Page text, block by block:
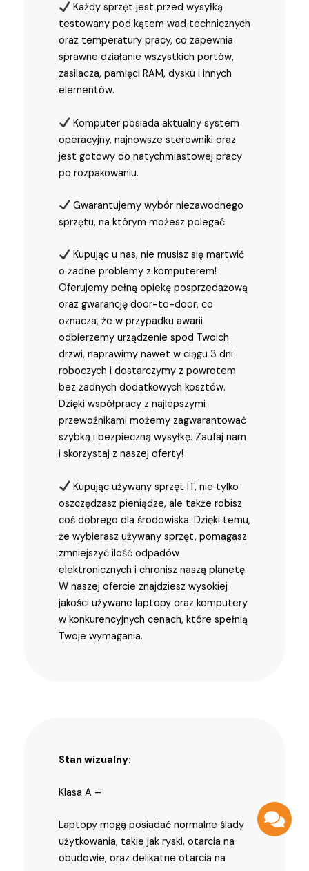
Każdy sprzęt jest przed wysyłką
testowany pod kątem wad technicznych
oraz temperatury pracy, co zapewnia
sprawne działanie wszystkich portów,
zasilacza, pamięci RAM, dysku i innych
elementów.
Komputer posiada aktualny system
operacyjny, najnowsze sterowniki oraz
jest gotowy do natychmiastowej pracy
po rozpakowaniu.
Gwarantujemy wybór niezawodnego
sprzętu, na którym możesz polegać.
Kupując u nas, nie musisz się martwić
o żadne problemy z komputerem!
Oferujemy pełną opiekę posprzedażową
oraz gwarancję door-to-door, co
oznacza, że w przypadku awarii
odbierzemy urządzenie spod Twoich
drzwi, naprawimy nawet w ciągu 3 dni
roboczych i dostarczymy z powrotem
bez żadnych dodatkowych kosztów.
Dzięki współpracy z najlepszymi
przewoźnikami możemy zagwarantować
szybką i bezpieczną wysyłkę. Zaufaj nam
i skorzystaj z naszej oferty!
Kupując używany sprzęt IT, nie tylko
oszczędzasz pieniądze, ale także robisz
coś dobrego dla środowiska. Dzięki temu,
że wybierasz używany sprzęt, pomagasz
zmniejszyć ilość odpadów
elektronicznych i chronisz naszą planetę.
W naszej ofercie znajdziesz wysokiej
jakości używane laptopy oraz komputery
w konkurencyjnych cenach, które spełnią
Twoje wymagania.
Stan wizualny:
Klasa A –
Laptopy mogą posiadać normalne ślady
użytkowania, takie jak ryski, otarcia na
obudowie, oraz delikatne otarcia na